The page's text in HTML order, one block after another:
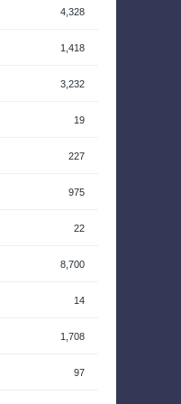
4,328
1,418
3,232
19
227
975
22
8,700
14
1,708
97